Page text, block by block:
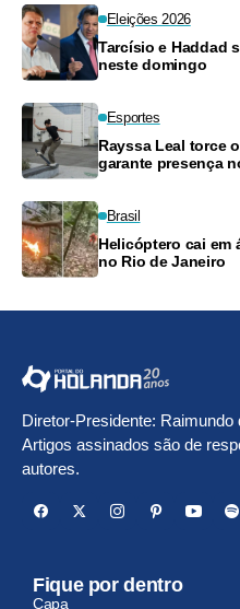
Eleições 2026
Tarcísio e Haddad
neste domingo
Esportes
Rayssa Leal torce
garante presença
Brasil
Helicóptero cai em
no Rio de Janeiro
Diretor-Presidente: Raimundo
Artigos assinados são de
autores.
Fique por dentro
Capa